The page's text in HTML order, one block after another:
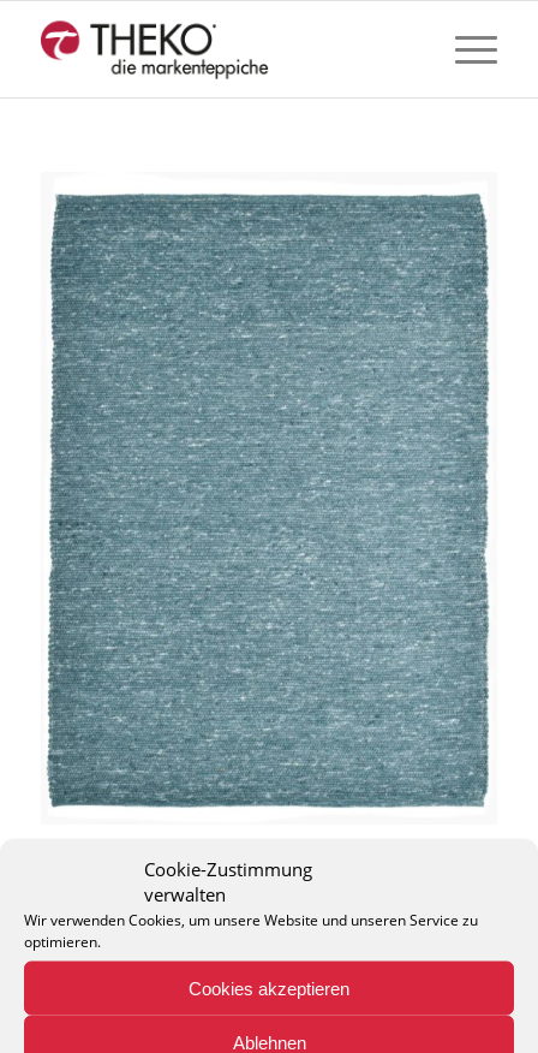
Cookie-Zustimmung
verwalten
Wir verwenden Cookies, um unsere Website und unseren Service zu
optimieren.
Cookies akzeptieren
Ablehnen
THEO KELLER GMBH
Lohackerstr. 30